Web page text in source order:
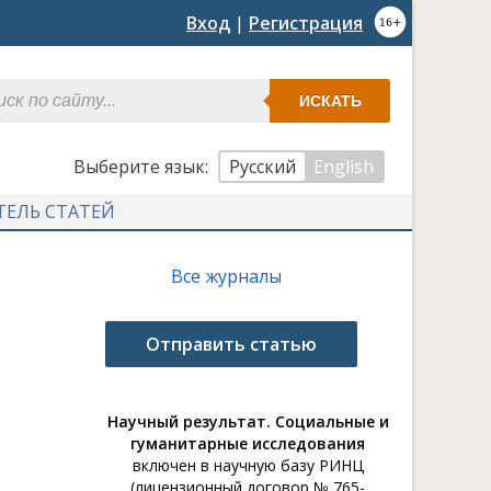
Вход | Регистрация
ИСКАТЬ
Выберите язык: Русский
English
СТАТЕЙ
Все журналы
Отправить статью
Научный результат. Социальные и
гуманитарные исследования
включен в научную базу РИНЦ